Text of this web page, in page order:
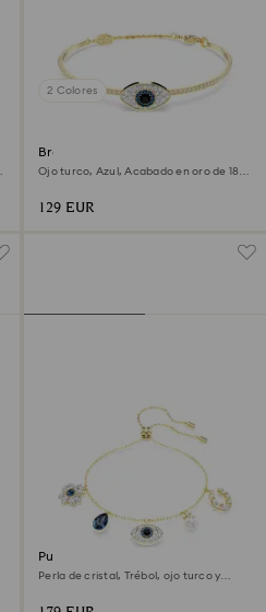
2 Colores
Brazalete Symbolica
Ojo turco, Azul, Acabado en oro de 18
129 EUR
Pulsera Symbolica
Perla de cristal, Trébol, ojo turco y